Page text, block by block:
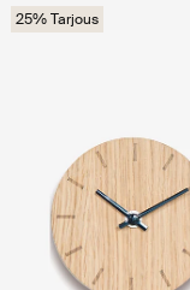
25% Tarjous